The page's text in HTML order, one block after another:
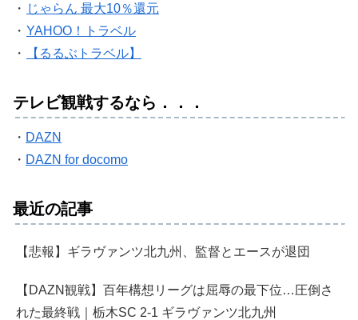
・ じゃらん 最大10％還元
・ YAHOO！トラベル
・
【るるぶトラベル】
テレビ観戦するなら．．．
・ DAZN
・ DAZN for docomo
最近の記事
【悲報】ギラヴァンツ北九州、監督とエースが退団
【DAZN観戦】百年構想リーグは屈辱の最下位…圧倒さ
れた最終戦｜栃木SC 2-1 ギラヴァンツ北九州